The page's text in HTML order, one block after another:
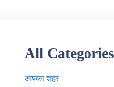
All Categories
आपका शहर